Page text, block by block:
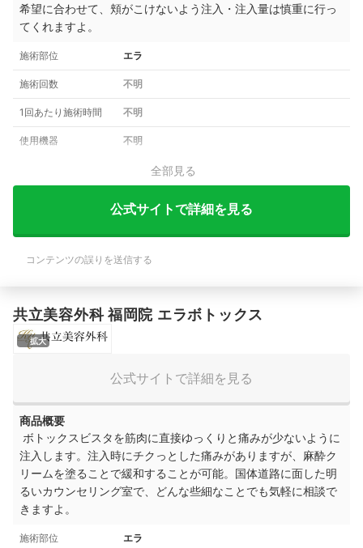
希望に合わせて、頬がこけないよう注入・注入量は慎重に行っ
てくれますよ。
施術部位 エラ
施術回数 不明
1回あたり施術時間 不明
使用機器 不明
全部見る
公式サイトで詳細を見る
コンテンツの誤りを送信する
共立美容外科 福岡院 エラボトックス
拡大
公式サイトで詳細を見る
商品概要
ボトックスビスタを筋肉に直接ゆっくりと痛みが少ないように
注入します。注入時にチクっとした痛みがありますが、麻酔ク
リームを塗ることで緩和することが可能。国体道路に面した明
るいカウンセリング室で、どんな些細なことでも気軽に相談で
きますよ。
施術部位 エラ